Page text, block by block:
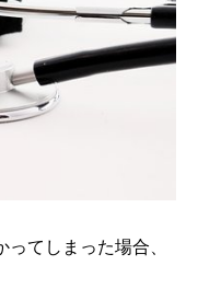
てしまった場合、